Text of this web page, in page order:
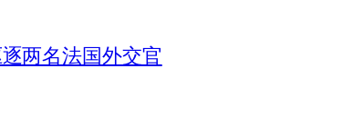
两名法国外交官